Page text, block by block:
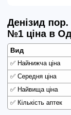
Денізид
№1 ціна в
Вид
✅ Найнижча ціна
✅ Середня ціна
✅ Найвища ціна
✅ Кількість аптек